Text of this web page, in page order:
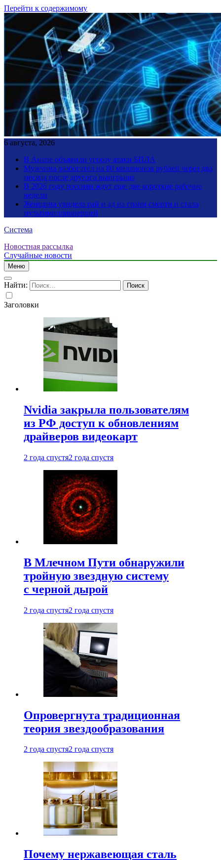
Перейти к содержимому
6 августа, 2026
В Анапе объявили угрозу атаки БПЛА
Мужчина разбогател на 80 миллионов рублей через два
месяца после другого выигрыша
В 2026 году россиян ждут еще две короткие рабочие
недели
Женщина увидела рай и ад на грани смерти и стала
мультимиллионершей
Система
Новостная рассылка
Случайные новости
Меню
Найти:
Заголовки
Nvidia закрыла пользователям
из РФ доступ к обновлениям
драйверов видеокарт
2 года спустя2 года спустя
В Млечном Пути обнаружили
тройную звездную систему
с черной дырой
2 года спустя2 года спустя
Опровергнута традиционная
теория звездообразования
2 года спустя2 года спустя
Почему нержавеющая сталь